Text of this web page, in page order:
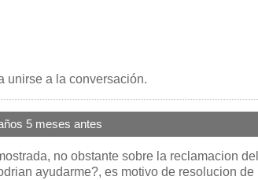
unirse a la conversación.
5 meses antes
no obstante sobre la reclamacion del
ayudarme?, es motivo de resolucion de